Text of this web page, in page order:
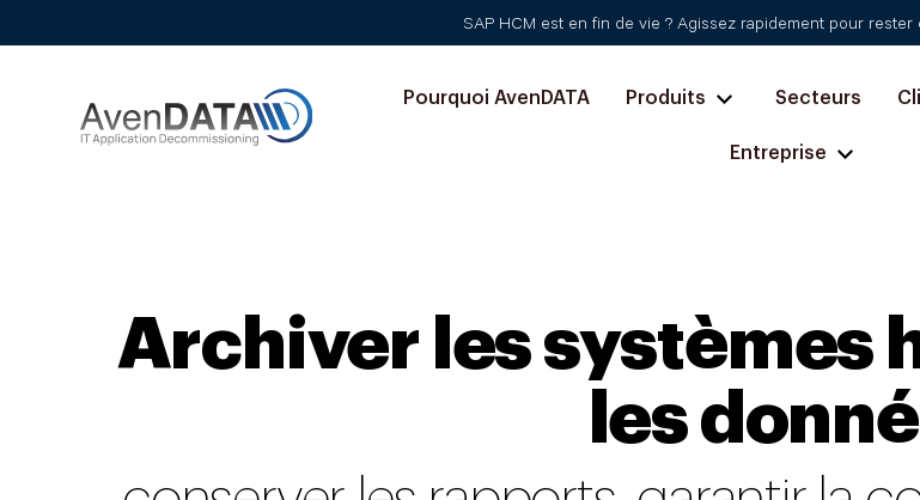
SAP HCM est en fin de vie ? Agissez rapidement pour
Pourquoi AvenDATA Produits Secteurs
Entreprise
Archiver les systèmes
les